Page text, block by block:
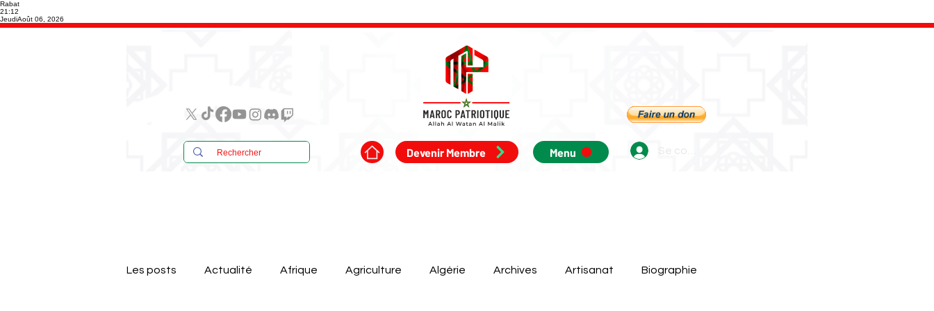
Rabat
21:12
JeudiAoût 06, 2026
Se connecter
Devenir Membre Menu
Les posts Actualité Afrique Agriculture Algérie Archives Artisanat Biographie